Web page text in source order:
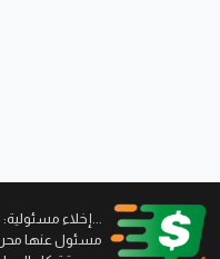
...إخلاء مسئولية:
مسئول عنها